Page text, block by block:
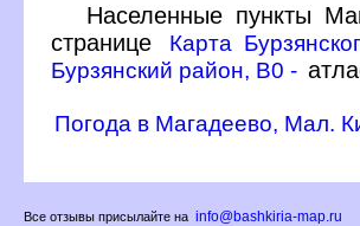
Населенные пункты
странице
Карта
Бурзянский район, B0 -
Погода в Магадеево, Мал.
се отзывы присылайте на info@bashkiria-map.ru